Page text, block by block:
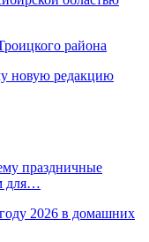
района
новую редакцию
праздничные
для…
2026 в домашних